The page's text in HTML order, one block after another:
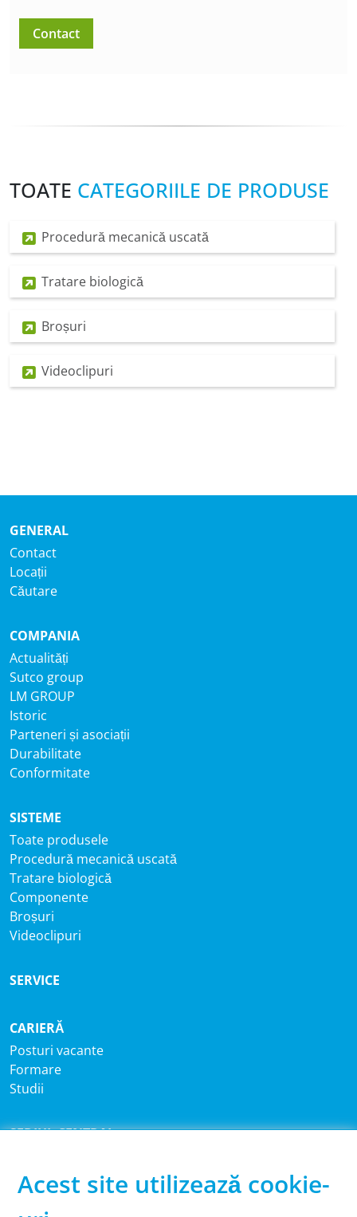
Acest site utilizează cookie-
Contact
TOATE CATEGORIILE DE PRODUSE
Procedură mecanică uscată
Tratare biologică
Broșuri
Videoclipuri
GENERAL
Contact
Locații
Căutare
COMPANIA
Actualități
Sutco group
LM GROUP
Istoric
Parteneri și asociații
Durabilitate
Conformitate
SISTEME
Toate produsele
Procedură mecanică uscată
Tratare biologică
Componente
Broșuri
Videoclipuri
SERVICE
CARIERĂ
Posturi vacante
Formare
Studii
SEDIUL CENTRAL
Paffrather Str. 102-116
51465 Bergisch Gladbach
Germania